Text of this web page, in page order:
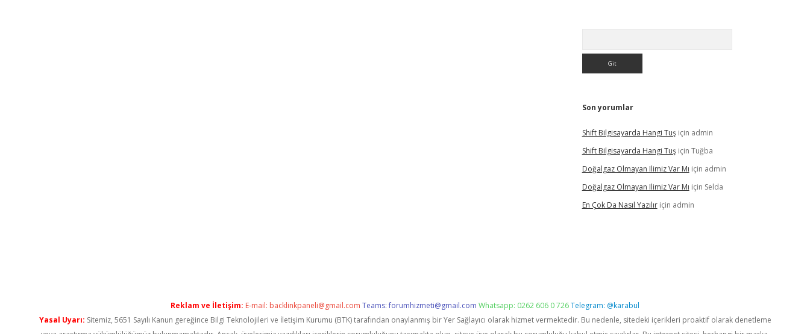
Son yorumlar
Shift Bilgisayarda Hangi Tuşiçin admin
Shift Bilgisayarda Hangi Tuşiçin Tuğba
Doğalgaz Olmayan Ilimiz Var Mı için admin
Doğalgaz Olmayan Ilimiz Var Mı için Selda
En Çok Da Nasıl Yazılıriçin admin
Reklam ve İletişim: E-mail: backlinkpaneli@gmail.com Teams:forumhizmeti@gmail.com Whatsapp: 0262 606 0 726Telegram: @karabul
Yasal Uyarı: Sitemiz, 5651 Sayılı Kanun gereğince Bilgi Teknolojileri ve İletişim Kurumu (BTK) tarafından onaylanmış bir Yer Sağlayıcı olarak hizmet vermektedir. Bu nedenle, sitedeki içerikleri proaktif olarak denetleme